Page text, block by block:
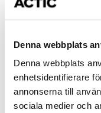
Denna webbplats
Denna webbplats
enhetsidentifierare
annonserna till
sociala medier och
Fysiska fördelar: